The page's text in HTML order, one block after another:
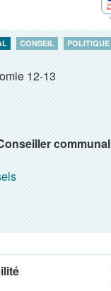
CONSEIL POLITIQUE
12-13
communal